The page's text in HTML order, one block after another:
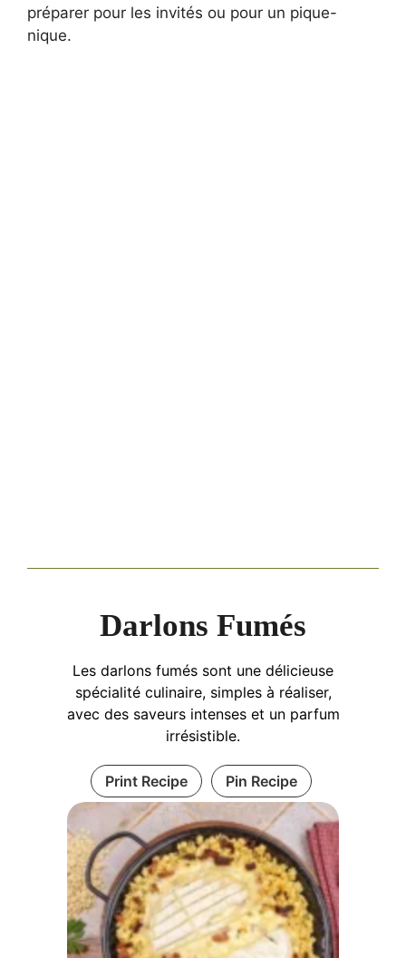
préparer pour les invités ou pour un pique-
nique.
Darlons Fumés
Les darlons fumés sont une délicieuse
spécialité culinaire, simples à réaliser,
avec des saveurs intenses et un parfum
irrésistible.
Print Recipe Pin Recipe